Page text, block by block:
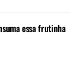
essa frutinha